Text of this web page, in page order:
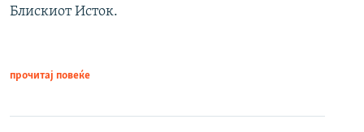
Блискиот Исток.
прочитај повеќе